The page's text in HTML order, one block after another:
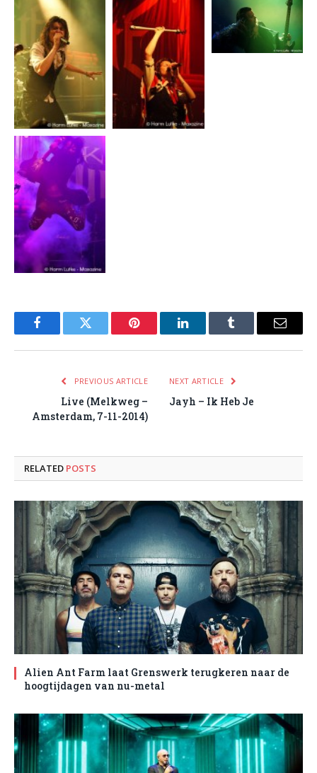
FacebookTwitter Pinterest LinkedInTumblr Email
PREVIOUS ARTICLE
Live (Melkweg –
Amsterdam, 7-11-2014)
NEXT ARTICLE
Jayh – Ik Heb Je
RELATED POSTS
Alien Ant Farm laat Grenswerk terugkeren naar de
hoogtijdagen van nu-metal